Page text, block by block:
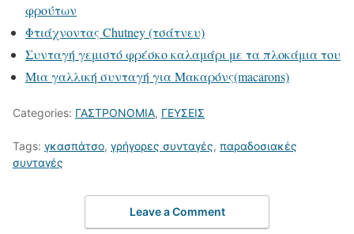
φρούτων
Φτιάχνοντας Chutney (τσάτνευ)
Συνταγή γεμιστό φρέσκο καλαμάρι με τα πλοκάμια του
Μια γαλλική συνταγή για Μακαρόνς(macarons)
Categories: ΓΑΣΤΡΟΝΟΜΙΑ, ΓΕΥΣΕΙΣ
Tags: γκασπάτσο, γρήγορες συνταγές, παραδοσιακές
συνταγές
Leave a Comment